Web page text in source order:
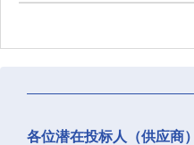
各位潜在投标人（供应商